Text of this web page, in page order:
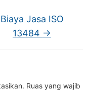
Biaya Jasa ISO
13484 →
Ruas yang wajib